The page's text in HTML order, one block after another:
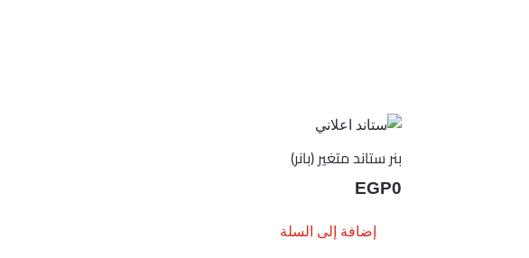
بنر ستاند متغير (بانر)
EGP0
إضافة إلى السلة